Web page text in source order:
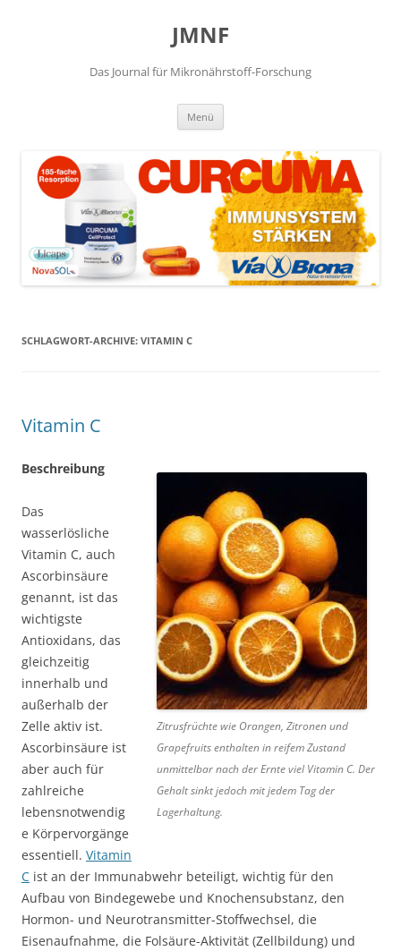
JMNF
Das Journal für Mikronährstoff-Forschung
Menü
SCHLAGWORT-ARCHIVE: VITAMIN C
Vitamin C
Zitrusfrüchte wie Orangen, Zitronen und
Grapefruits enthalten in reifem Zustand
unmittelbar nach der Ernte viel Vitamin C. Der
Gehalt sinkt jedoch mit jedem Tag der
Lagerhaltung.
Beschreibung
Das
wasserlösliche
Vitamin C, auch
Ascorbinsäure
genannt, ist das
wichtigste
Antioxidans, das
gleichzeitig
innerhalb und
außerhalb der
Zelle aktiv ist.
Ascorbinsäure ist
aber auch für
zahlreiche
lebensnotwendig
e Körpervorgänge
essentiell. Vitamin
C ist an der Immunabwehr beteiligt, wichtig für den
Aufbau von Bindegewebe und Knochensubstanz, den
Hormon- und Neurotransmitter-Stoffwechsel, die
Eisenaufnahme, die Folsäure-Aktivität (Zellbildung) und